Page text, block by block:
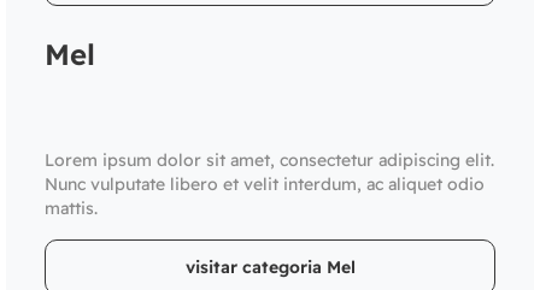
Mel
Lorem ipsum dolor sit amet, consectetur adipiscing elit.
Nunc vulputate libero et velit interdum, ac aliquet odio
mattis.
visitar categoria Mel